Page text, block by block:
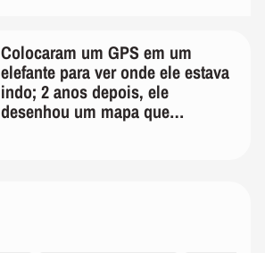
Colocaram um GPS em um
elefante para ver onde ele estava
indo; 2 anos depois, ele
desenhou um mapa que